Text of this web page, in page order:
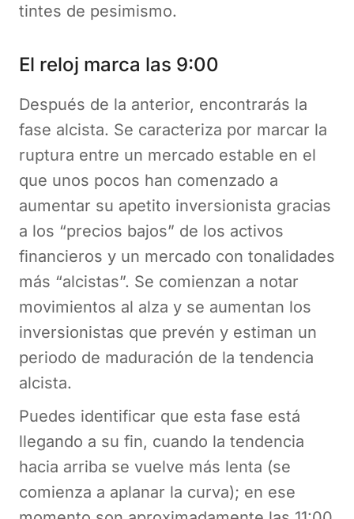
tintes de pesimismo.
El reloj marca las 9:00
Después de la anterior, encontrarás la
fase alcista. Se caracteriza por marcar la
ruptura entre un mercado estable en el
que unos pocos han comenzado a
aumentar su apetito inversionista gracias
a los “precios bajos” de los activos
financieros y un mercado con tonalidades
más “alcistas”. Se comienzan a notar
movimientos al alza y se aumentan los
inversionistas que prevén y estiman un
periodo de maduración de la tendencia
alcista.
Puedes identificar que esta fase está
llegando a su fin, cuando la tendencia
hacia arriba se vuelve más lenta (se
comienza a aplanar la curva); en ese